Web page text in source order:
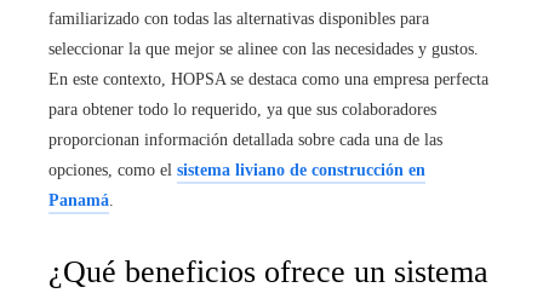
familiarizado con todas las alternativas disponibles para
seleccionar la que mejor se alinee con las necesidades y gustos.
En este contexto, HOPSA se destaca como una empresa perfecta
para obtener todo lo requerido, ya que sus colaboradores
proporcionan información detallada sobre cada una de las
opciones, como el sistema liviano de construcción en
Panamá.
¿Qué beneficios ofrece un sistema